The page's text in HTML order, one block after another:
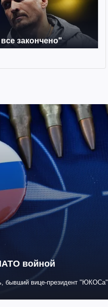
войной
бывший вице-президент "ЮКОСа"